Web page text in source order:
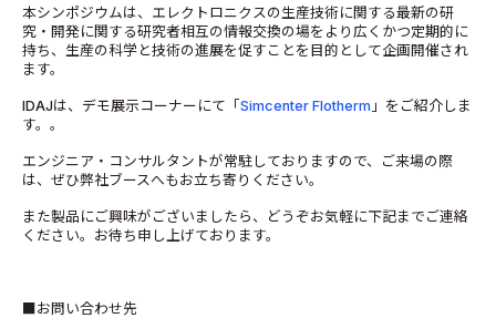
本シンポジウムは、エレクトロニクスの生産技術に関する最新の研
究・開発に関する研究者相互の情報交換の場をより広くかつ定期的に
持ち、生産の科学と技術の進展を促すことを目的として企画開催され
ます。
IDAJは、デモ展示コーナーにて「 Simcenter Flotherm 」をご紹介しま
す。。
エンジニア・コンサルタントが常駐しておりますので、ご来場の際
は、ぜひ弊社ブースへもお立ち寄りください。
また製品にご興味がございましたら、どうぞお気軽に下記までご連絡
ください。お待ち申し上げております。
■お問い合わせ先